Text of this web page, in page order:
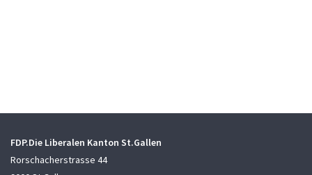
FDP.Die Liberalen Kanton St.Gallen
Rorschacherstrasse 44